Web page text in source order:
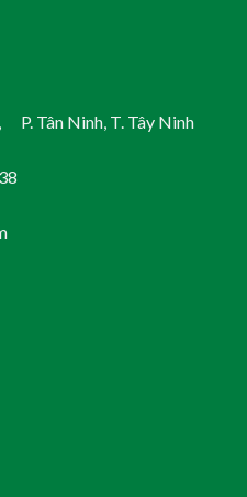
P. Tân Ninh, T. Tây Ninh